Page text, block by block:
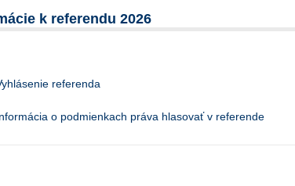
k referendu 2026
referenda
o podmienkach práva hlasovať v referende